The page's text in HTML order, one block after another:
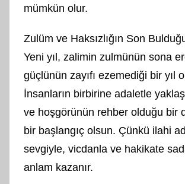
mümkün olur.
Zulüm ve Haksızlığın Son
Yeni yıl, zalimin zulmünün sona
güçlünün zayıfı ezemediği bir yıl
İnsanların birbirine adaletle
ve hoşgörünün rehber olduğu bir
bir başlangıç olsun. Çünkü ilahi
sevgiyle, vicdanla ve hakikate
anlam kazanır.